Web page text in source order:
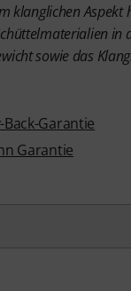
klanglichen
sowie das
Back-Garantie
Garantie